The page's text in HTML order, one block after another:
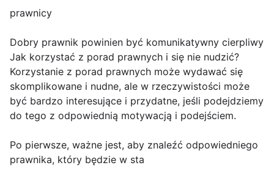
prawnicy
Dobry prawnik powinien być komunikatywny cierpliwy
Jak korzystać z porad prawnych i się nie nudzić?
Korzystanie z porad prawnych może wydawać się
skomplikowane i nudne, ale w rzeczywistości może
być bardzo interesujące i przydatne, jeśli podejdziemy
do tego z odpowiednią motywacją i podejściem.
Po pierwsze, ważne jest, aby znaleźć odpowiedniego
prawnika, który będzie w sta